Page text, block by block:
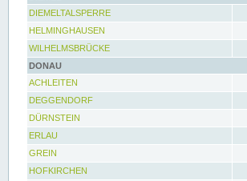
DIEMELTALSPERRE
HELMINGHAUSEN
WILHELMSBRÜCKE
DONAU
ACHLEITEN
DEGGENDORF
DÜRNSTEIN
ERLAU
GREIN
HOFKIRCHEN